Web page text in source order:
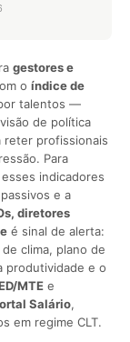
gestores e
o índice de
talentos —
de política
reter profissionais
Para
esses indicadores
e a
diretores
é sinal de alerta:
clima, plano de
produtividade e o
MTE e
Salário,
em regime CLT.